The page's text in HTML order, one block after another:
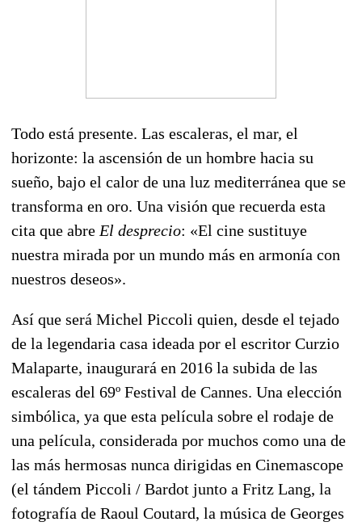
Todo está presente. Las escaleras, el mar, el
horizonte: la ascensión de un hombre hacia su
sueño, bajo el calor de una luz mediterránea que se
transforma en oro. Una visión que recuerda esta
cita que abre El desprecio: «El cine sustituye
nuestra mirada por un mundo más en armonía con
nuestros deseos».
Así que será Michel Piccoli quien, desde el tejado
de la legendaria casa ideada por el escritor Curzio
Malaparte, inaugurará en 2016 la subida de las
escaleras del 69º Festival de Cannes. Una elección
simbólica, ya que esta película sobre el rodaje de
una película, considerada por muchos como una de
las más hermosas nunca dirigidas en Cinemascope
(el tándem Piccoli / Bardot junto a Fritz Lang, la
fotografía de Raoul Coutard, la música de Georges